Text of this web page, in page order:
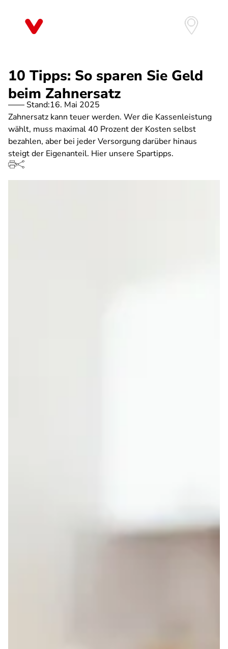
10 Tipps: So sparen Sie Geld
beim Zahnersatz
Stand:16. Mai 2025
Zahnersatz kann teuer werden. Wer die Kassenleistung
wählt, muss maximal 40 Prozent der Kosten selbst
bezahlen, aber bei jeder Versorgung darüber hinaus
steigt der Eigenanteil. Hier unsere Spartipps.